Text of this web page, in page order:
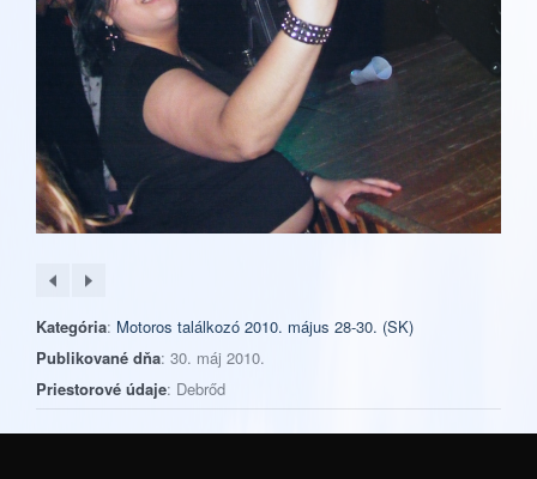
Kategória: Motoros találkozó 2010. május 28-30. (SK)
Publikované dňa: 30. máj 2010.
Priestorové údaje: Debrőd